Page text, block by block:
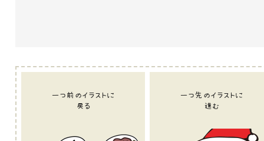
一つ前のイラストに
戻る
一つ先のイラストに
進む